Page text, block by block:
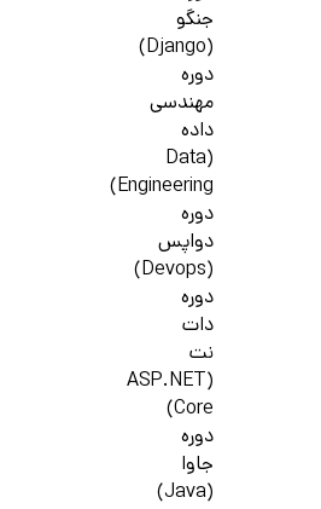
جنگو
(Django)
دوره
مهندسی
داده
(Data
Engineering)
دوره
دواپس
(Devops)
دوره
دات
نت
(ASP.NET
Core)
دوره
جاوا
(Java)